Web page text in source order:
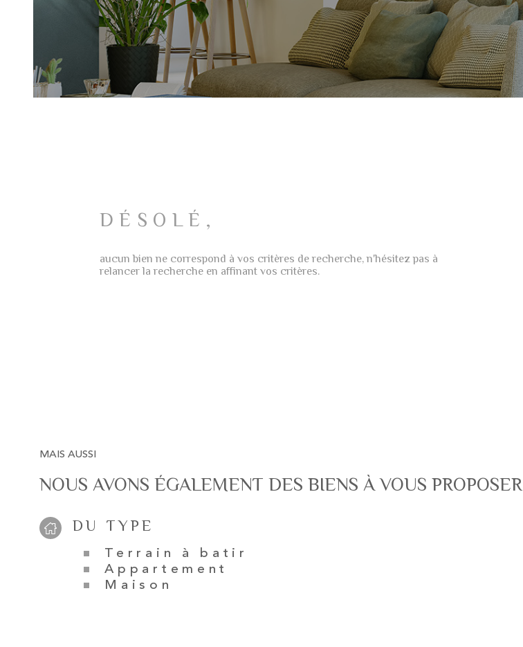
DÉSOLÉ,
aucun bien ne correspond à vos critères de recherche, n'hésitez pas à
relancer la recherche en affinant vos critères.
MAIS AUSSI
NOUS AVONS ÉGALEMENT DES BIENS À VOUS PROPOSER
DU TYPE
Terrain à batir
Appartement
Maison